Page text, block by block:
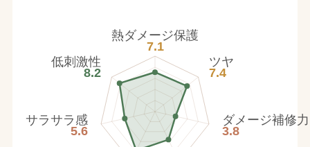
熱ダメージ保護
7.1
ツヤ
7.4
ダメージ補修力
3.8
サラサラ感
5.6
低刺激性
8.2